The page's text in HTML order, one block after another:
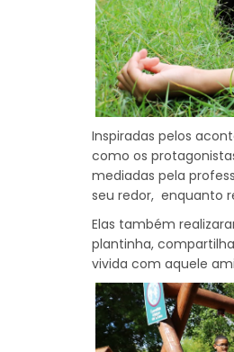
Inspiradas pelos
como os
mediadas pela
seu redor, enquanto
Elas também
plantinha,
vivida com aquele